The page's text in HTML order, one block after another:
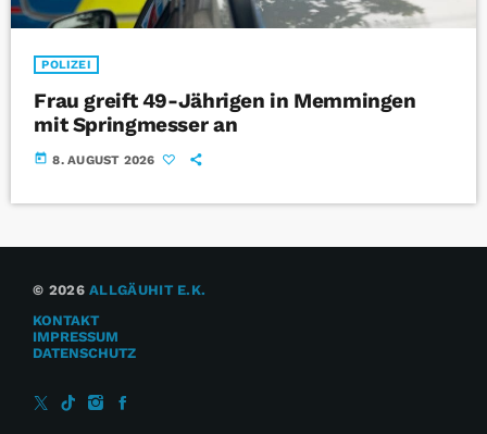
POLIZEI
Frau greift 49-Jährigen in Memmingen
mit Springmesser an
today 8. AUGUST 2026
© 2026ALLGÄUHIT E.K.
KONTAKT
IMPRESSUM
DATENSCHUTZ